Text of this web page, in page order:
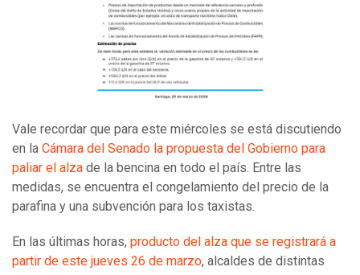
Vale recordar que para este miércoles se está discutiendo
en la Cámara del Senado la propuesta del Gobierno para
paliar el alza de la bencina en todo el país. Entre las
medidas, se encuentra el congelamiento del precio de la
parafina y una subvención para los taxistas.
En las últimas horas, producto del alza que se registrará a
partir de este jueves 26 de marzo, alcaldes de distintas